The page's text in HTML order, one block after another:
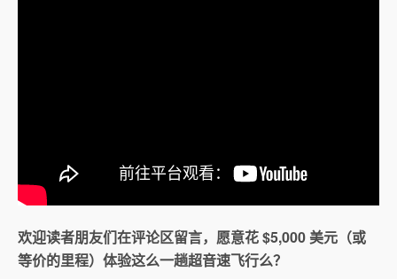
欢迎读者朋友们在评论区留言，愿意花 $5,000 美元（或
等价的里程）体验这么一趟超音速飞行么？